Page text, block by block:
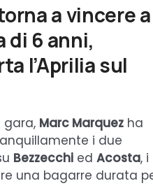
a vincere a
di 6 anni,
l’Aprilia sul
gara, Marc Marquez ha
i due
Bezzecchi ed Acosta, i
una bagarre durata